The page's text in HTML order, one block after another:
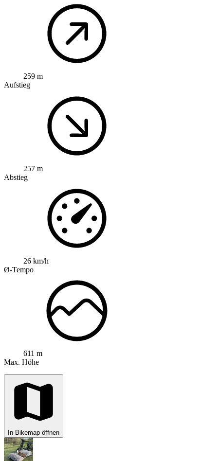
259 m
Aufstieg
257 m
Abstieg
26 km/h
Ø-Tempo
611 m
Max. Höhe
In Bikemap öffnen